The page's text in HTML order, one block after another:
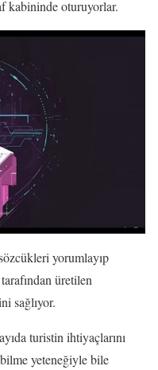
kabininde oturuyorlar.
yorumlayıp
üretilen
sağlıyor.
turistin ihtiyaçlarını
yeteneğiyle bile